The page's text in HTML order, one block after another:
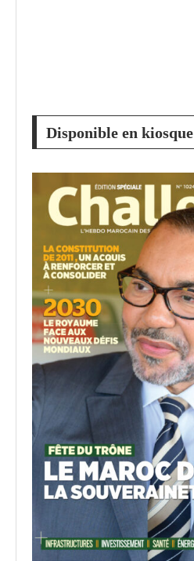
Disponible en kiosque